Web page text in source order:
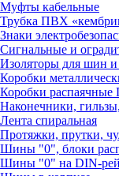
Муфты кабельные
Трубка ПВХ
Знаки
Сигнальные и
Изоляторы для шин и
Коробки
Коробки
Наконечники,
Лента спиральная
Протяжки, прутки,
Шины "0", блоки
Шины "0" на DIN-